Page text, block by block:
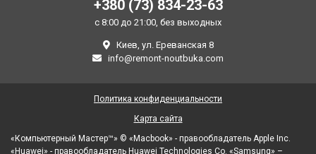
+380 (73) 834-23-63
с 8:00 до 21:00, без выходных
Киев, ул. Ереванская 8
info@remont-noutbuka.com
«Компьютерный Мастер™» © «Macbook» - правообладатель Apple Inc.
«Huawei» - правообладатель Huawei Technologies Co. «Samsung» –
Политика конфиденциальности
Карта сайта